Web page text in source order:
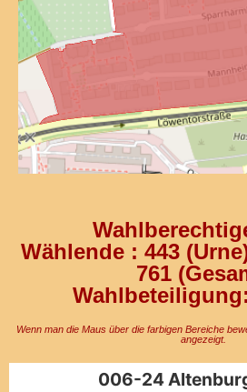
Wählende : 443
761
Wenn man die Maus über die farbigen Bereiche
angezeigt.
006-24 Altenburgschule​
006-24